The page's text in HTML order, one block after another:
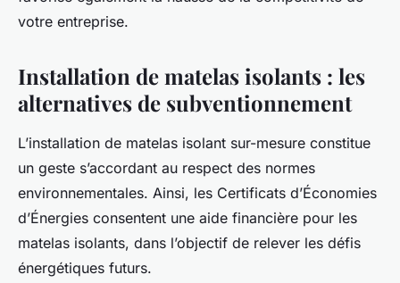
votre entreprise.
Installation de matelas isolants : les
alternatives de subventionnement
L’installation de matelas isolant sur-mesure constitue
un geste s’accordant au respect des normes
environnementales. Ainsi, les Certificats d’Économies
d’Énergies consentent une aide financière pour les
matelas isolants, dans l’objectif de relever les défis
énergétiques futurs.